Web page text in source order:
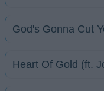
God's Gonna Cut
Heart Of Gold (ft.